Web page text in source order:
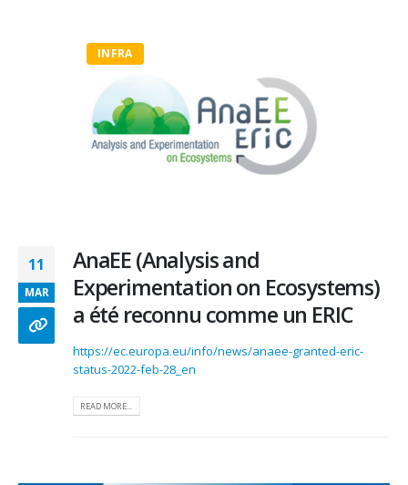
11
MAR
AnaEE (Analysis and
Experimentation on Ecosystems)
a été reconnu comme un ERIC
https://ec.europa.eu/info/news/anaee-granted-eric-
status-2022-feb-28_en
INFRA
READ MORE...